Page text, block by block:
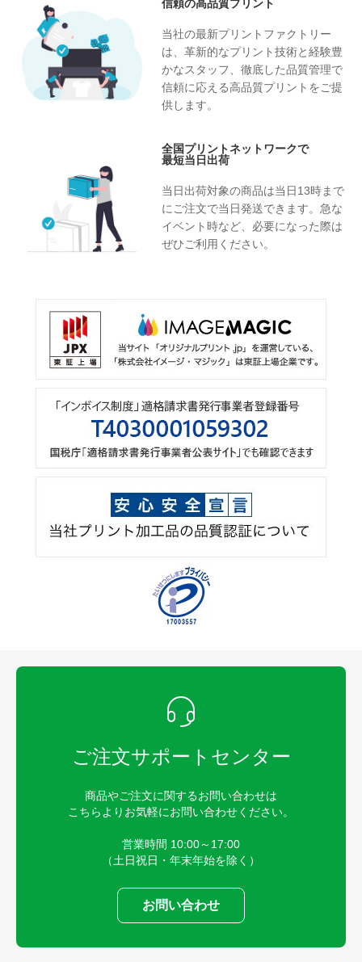
信頼の高品質プリント
当社の最新プリントファクトリー
は、革新的なプリント技術と経験豊
かなスタッフ、徹底した品質管理で
信頼に応える高品質プリントをご提
供します。
全国プリントネットワークで
最短当日出荷
当日出荷対象の商品は当日13時まで
にご注文で当日発送できます。急な
イベント時など、必要になった際は
ぜひご利用ください。
ご注文サポートセンター
商品やご注文に関するお問い合わせは
こちらよりお気軽にお問い合わせください。
営業時間 10:00～17:00
（土日祝日・年末年始を除く）
お問い合わせ